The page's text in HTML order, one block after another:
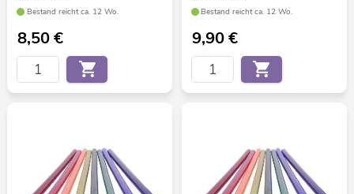
Bestand reicht ca. 12 Wo.
8,50€
Bestand reicht ca. 12 Wo.
9,90€